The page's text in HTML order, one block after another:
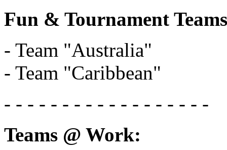
Fun & Tournament
- Team "Australia"
- Team "Caribbean"
- - - - - - - - - - - - - - - - - -
Teams @ Work: